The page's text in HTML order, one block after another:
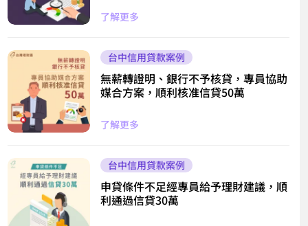
了解更多
台中信用貸款案例
無薪轉證明、銀行不予核貸，專員協助
媒合方案，順利核准信貸50萬
了解更多
台中信用貸款案例
申貸條件不足經專員給予理財建議，順
利通過信貸30萬